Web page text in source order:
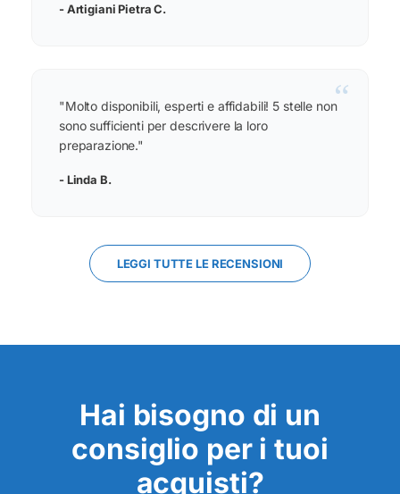
- Artigiani Pietra C.
“
"Molto disponibili, esperti e affidabili! 5 stelle non
sono sufficienti per descrivere la loro
preparazione."
- Linda B.
LEGGI TUTTE LE RECENSIONI
Hai bisogno di un
consiglio per i tuoi
acquisti?